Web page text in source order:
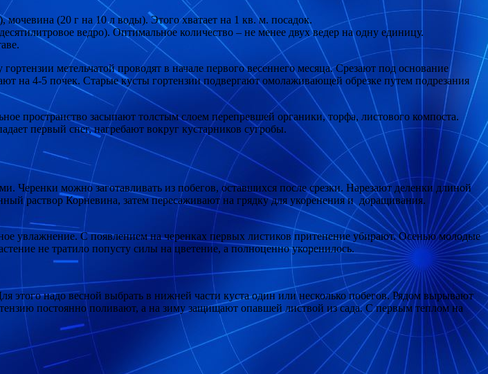
(20 г на 10 л воды). Этого хватает на 1 кв. м. посадок.
ведро). Оптимальное количество – не менее двух ведер на одну единицу.
метельчатой проводят в начале первого весеннего месяца. Срезают под основание
на 4-5 почек. Старые кусты гортензии подвергают омолаживающей обрезке путем подрезания
пространство засыпают толстым слоем перепревшей органики, торфа, листового компоста.
первый снег, нагребают вокруг кустарников сугробы.
Черенки можно заготавливать из побегов, оставшихся после срезки. Нарезают деленки длиной
раствор Корневина, затем пересаживают на грядку для укоренения и доращивания.
увлажнение. С появлением на черенках первых листиков притенение убирают. Осенью молодые
не тратило попусту силы на цветение, а полноценно укоренилось.
этого надо весной выбрать в нижней части куста один или несколько побегов. Рядом вырывают
постоянно поливают, а на зиму защищают опавшей листвой из сада. С первым теплом на